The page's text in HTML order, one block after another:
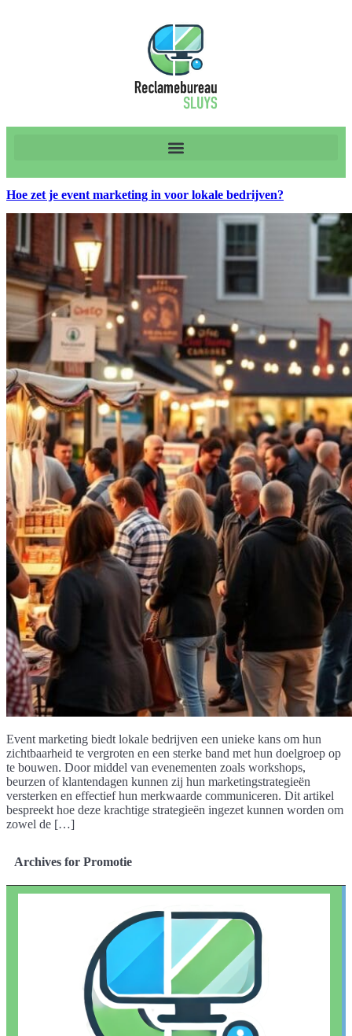
Hoe zet je event marketing in voor lokale bedrijven?
Event marketing biedt lokale bedrijven een unieke kans om hun
zichtbaarheid te vergroten en een sterke band met hun doelgroep op
te bouwen. Door middel van evenementen zoals workshops,
beurzen of klantendagen kunnen zij hun marketingstrategieën
versterken en effectief hun merkwaarde communiceren. Dit artikel
bespreekt hoe deze krachtige strategieën ingezet kunnen worden om
zowel de […]
Archives for Promotie